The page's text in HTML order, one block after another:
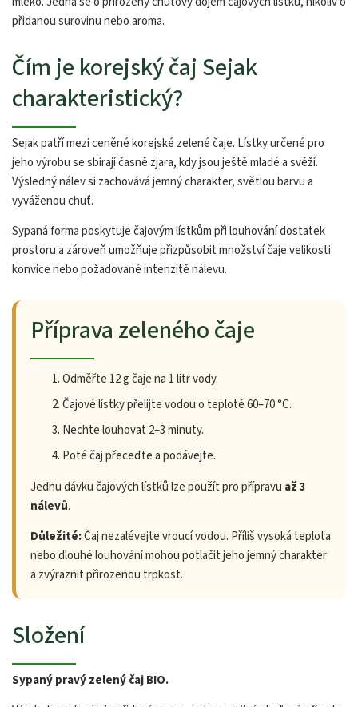
přidanou surovinu nebo aroma.
Čím je korejský čaj Sejak
charakteristický?
Sejak patří mezi ceněné korejské zelené čaje. Lístky určené pro
jeho výrobu se sbírají časně zjara, kdy jsou ještě mladé a svěží.
Výsledný nálev si zachovává jemný charakter, světlou barvu a
vyváženou chuť.
Sypaná forma poskytuje čajovým lístkům při louhování dostatek
prostoru a zároveň umožňuje přizpůsobit množství čaje velikosti
konvice nebo požadované intenzitě nálevu.
Příprava zeleného čaje
Odměřte 12 g čaje na 1 litr vody.
Čajové lístky přelijte vodou o teplotě 60–70 °C.
Nechte louhovat 2–3 minuty.
Poté čaj přeceďte a podávejte.
Jednu dávku čajových lístků lze použít pro přípravu až 3
nálevů.
Důležité:Čaj nezalévejte vroucí vodou. Příliš vysoká teplota
nebo dlouhé louhování mohou potlačit jeho jemný charakter
a zvýraznit přirozenou trpkost.
Složení
Sypaný pravý zelený čaj BIO.